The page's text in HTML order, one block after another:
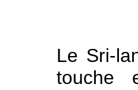
Le Sri-
touche